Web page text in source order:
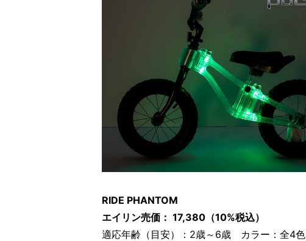
RIDE PHANTOM
エイリン売価： 17,380（10%税込）
適応年齢（目安）：2歳～6歳 カラー：全4色